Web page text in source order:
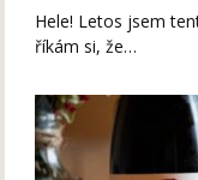
Hele! Letos jsem
říkám si, že…